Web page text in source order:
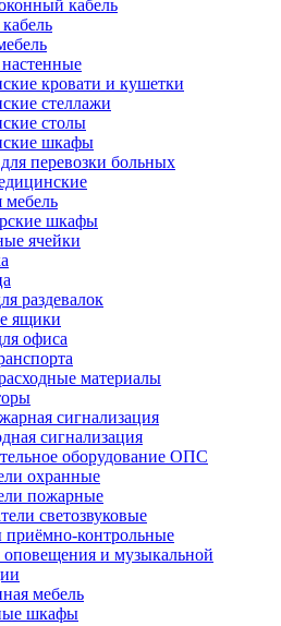
кабель
кровати и кушетки
стеллажи
столы
шкафы
перевозки больных
мебель
шкафы
ячейки
раздевалок
ящики
офиса
материалы
сигнализация
сигнализация
оборудование ОПС
охранные
пожарные
светозвуковые
контрольные
и музыкальной
мебель
шкафы